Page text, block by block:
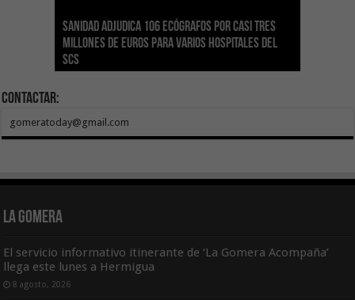
Sanidad adjudica 106 ecógrafos por casi tres
millones de euros para varios hospitales del
SCS
Gesplan logra la máxima puntuación en el
Índice de Transparencia de Canarias por cuarto
año consecutivo
El Gobierno canario concede ayudas del
POSEICAN-Pesca al sector por valor de 7,09 M€
tras aumentar las cuantías
Transición Ecológica coordina con Ashotel su
adhesión a la Red de Refugios Climáticos de
Canarias
Visocan incorpora 170 pisos a su parque de
vivienda protegida en régimen de alquiler
asequible de Tenerife
Sanidad refuerza la capacidad diagnóstica de
los centros de salud con el impulso de la
ecografía clínica
Contactar:
gomeratoday@gmail.com
La Gomera
El servicio informativo itinerante de ‘La Gomera Acompaña’
llega este lunes a Hermigua
8 agosto, 2026